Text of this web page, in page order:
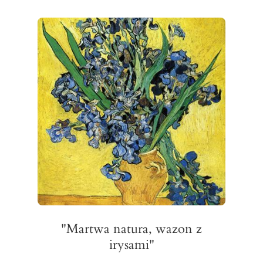
"Martwa natura, wazon z
irysami"